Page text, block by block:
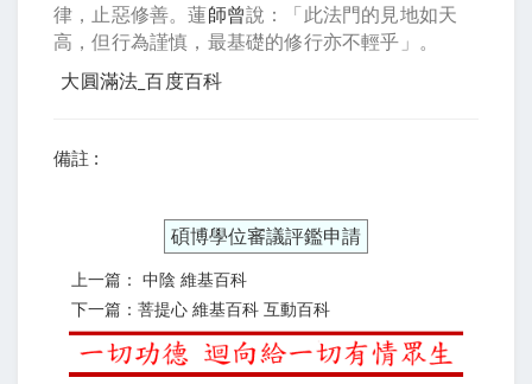
律，止惡修善。蓮師曾說：「此法門的見地如天
高，但行為謹慎，最基礎的修行亦不輕乎」。
大圓滿法_百度百科
備註 :
碩博學位審議評鑑申請
上一篇： 中陰 維基百科
下一篇：菩提心 維基百科 互動百科